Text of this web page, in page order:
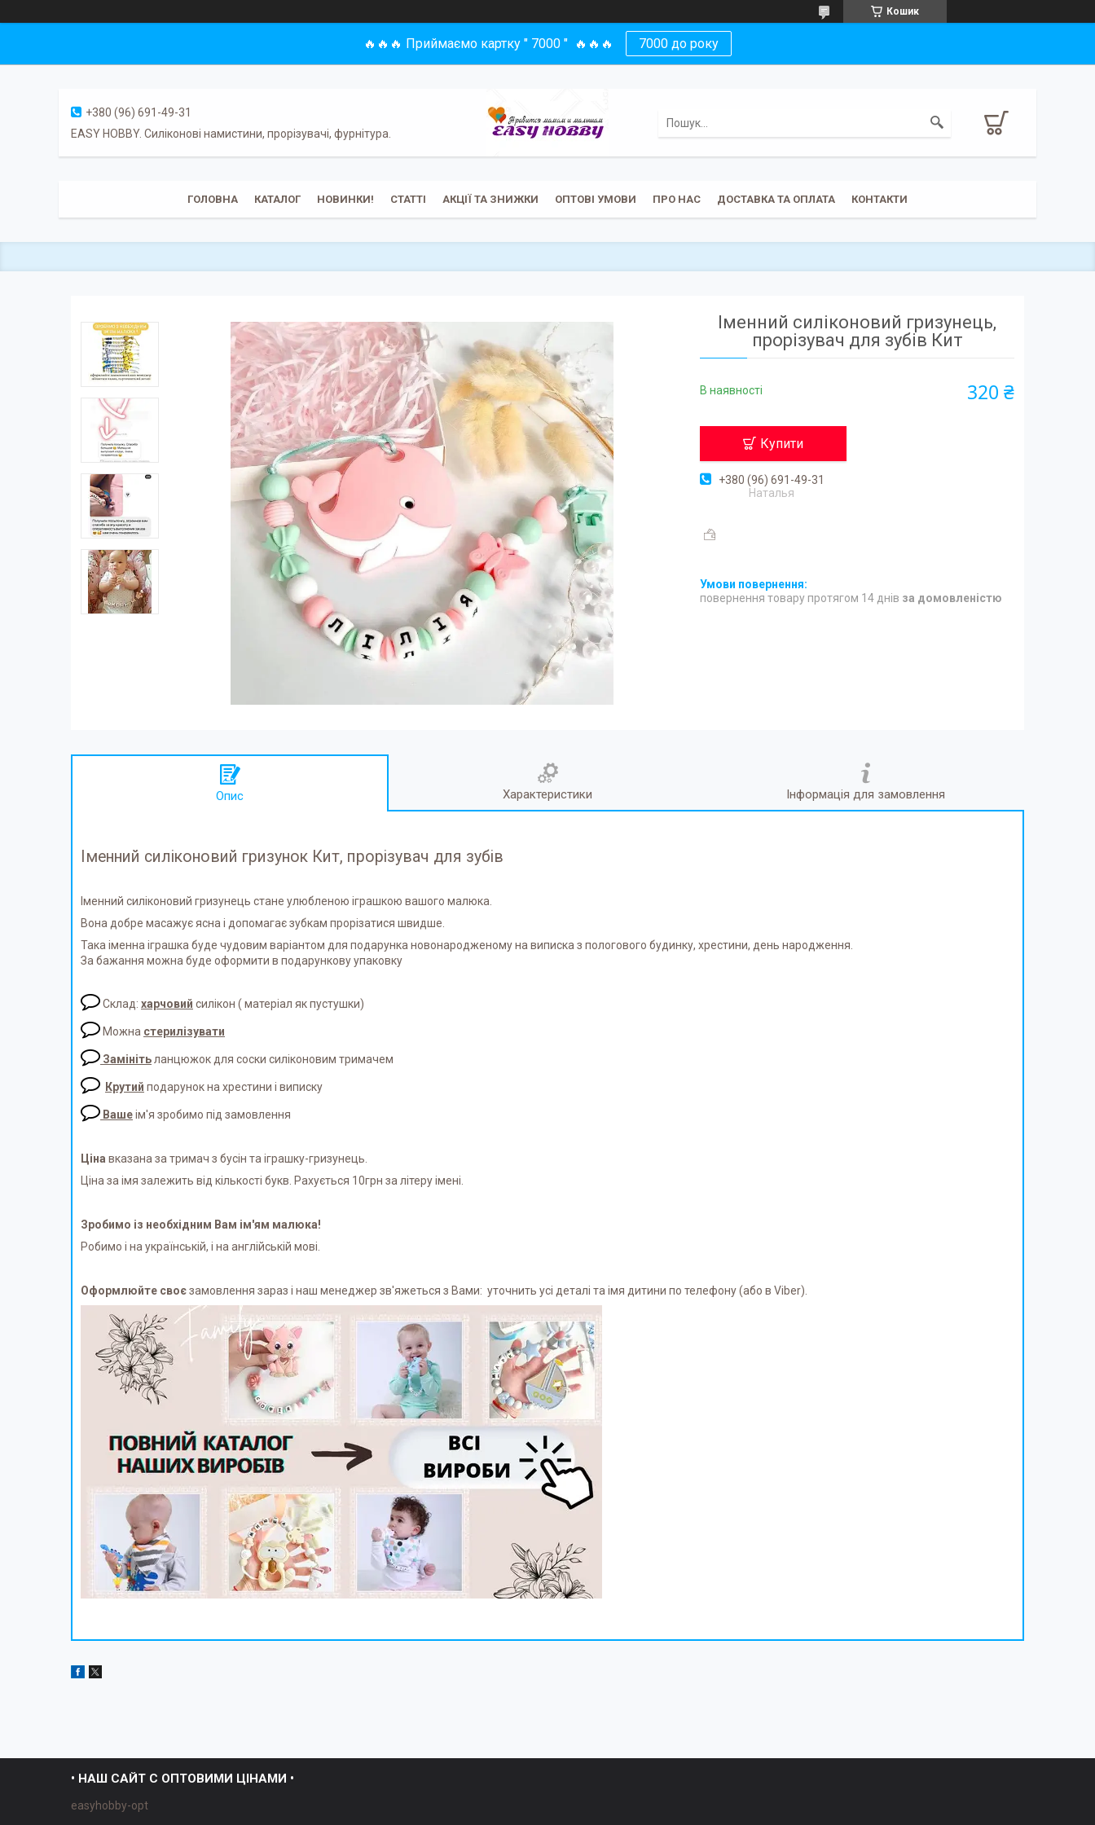
Кошик
🔥🔥🔥 Приймаємо картку " 7000 " 🔥🔥🔥 7000 до року
+380 (96) 691-49-31
EASY HOBBY. Силіконові намистини, прорізувачі, фурнітура.
ГОЛОВНА КАТАЛОГ НОВИНКИ! СТАТТІ АКЦІЇ ТА ЗНИЖКИ ОПТОВІ УМОВИ ПРО НАС ДОСТАВКА ТА ОПЛАТА КОНТАКТИ
Іменний силіконовий гризунець,
прорізувач для зубів Кит
В наявності 320 ₴
Купити
+380 (96) 691-49-31
Наталья
повернення товару протягом 14 днів за домовленістю
Опис Характеристики Інформація для замовлення
Іменний силіконовий гризунок Кит, прорізувач для зубів
Іменний силіконовий гризунець стане улюбленою іграшкою вашого малюка.
Вона добре масажує ясна і допомагає зубкам прорізатися швидше.
Така іменна іграшка буде чудовим варіантом для подарунка новонародженому на виписка з пологового будинку, хрестини, день народження.
За бажання можна буде оформити в подарункову упаковку
Склад: харчовий силікон ( матеріал як пустушки)
Можна стерилізувати
Замінітьланцюжок для соски силіконовим тримачем
Крутий подарунок на хрестини і виписку
Вашеім'я зробимо під замовлення
Ціна вказана за тримач з бусін та іграшку-гризунець.
Ціна за імя залежить від кількості букв. Рахується 10грн за літеру імені.
Зробимо із необхідним Вам ім'ям малюка!
Робимо і на українській, і на англійській мові.
Оформлюйте своєзамовлення зараз і наш менеджер зв'яжеться з Вами: уточнить усі деталі та імя дитини по телефону (або в Viber).
• НАШ САЙТ С ОПТОВИМИ ЦІНАМИ •
easyhobby-opt